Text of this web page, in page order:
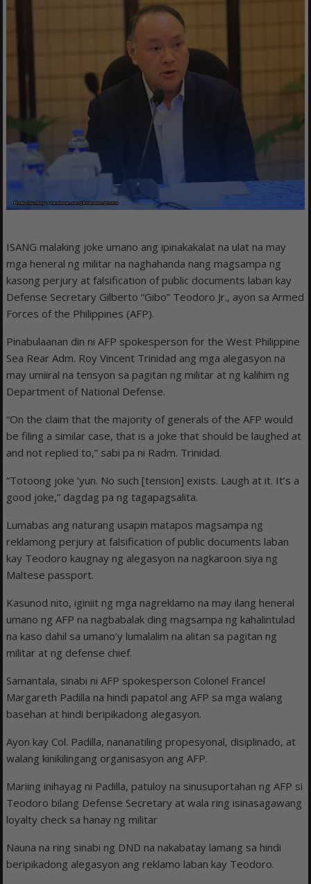
ISANG malaking joke umano ang ipinakakalat na ulat na may
mga heneral ng militar na naghahanda nang magsampa ng
kasong perjury at falsification of public documents laban kay
Defense Secretary Gilberto “Gibo” Teodoro Jr., ayon sa Armed
Forces of the Philippines (AFP).
Pinabulaanan din ni AFP spokesperson for the West Philippine
Sea Rear Adm. Roy Vincent Trinidad ang mga alegasyon na
may umiiral na tensyon sa pagitan ng militar at ng kalihim ng
Department of National Defense.
“On the claim that the majority of generals of the AFP would
be filing a similar case, that is a joke that should be laughed at
and not replied to,” sabi pa ni Radm. Trinidad.
“Totoong joke ‘yun. No such [tension] exists. Laugh at it. It’s a
good joke,” dagdag pa ng tagapagsalita.
Lumabas ang naturang usapin matapos magsampa ng
reklamong perjury at falsification of public documents laban
kay Teodoro kaugnay ng alegasyon na nagkaroon siya ng
Maltese passport.
Kasunod nito, iginiit ng mga nagreklamo na may ilang heneral
umano ng AFP na nagbabalak ding magsampa ng kahalintulad
na kaso dahil sa umano’y lumalalim na alitan sa pagitan ng
militar at ng defense chief.
Samantala, sinabi ni AFP spokesperson Colonel Francel
Margareth Padilla na hindi papatol ang AFP sa mga walang
basehan at hindi beripikadong alegasyon.
Ayon kay Col. Padilla, nananatiling propesyonal, disiplinado, at
walang kinikilingang organisasyon ang AFP.
Mariing inihayag ni Padilla, patuloy na sinusuportahan ng AFP si
Teodoro bilang Defense Secretary at wala ring isinasagawang
loyalty check sa hanay ng militar
Nauna na ring sinabi ng DND na nakabatay lamang sa hindi
beripikadong alegasyon ang reklamo laban kay Teodoro.